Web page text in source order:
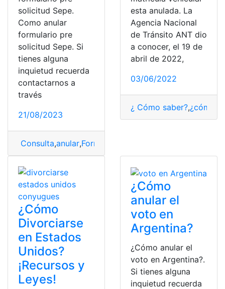
solicitud Sepe.
Como anular
formulario pre
solicitud Sepe. Si
tienes alguna
inquietud recuerda
contactarnos a
través
21/08/2023
Consulta,anular,Formulario
esta anulada. La
Agencia Nacional
de Tránsito ANT dio
a conocer, el 19 de
abril de 2022,
03/06/2022
¿ Cómo saber?,¿cómo
¿Cómo
Divorciarse
en Estados
Unidos?
¡Recursos y
Leyes!
¿Cómo
anular el
voto en
Argentina?
¿Cómo anular el
voto en Argentina?.
Si tienes alguna
inquietud recuerda